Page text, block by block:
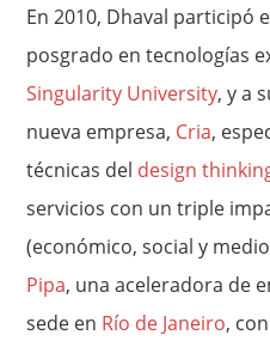
En 2010, Dhaval participó
posgrado en tecnologías
Singularity University, y a
nueva empresa, Cria,
técnicas del design
servicios con un triple
(económico, social y
Pipa, una aceleradora de
sede en Río de Janeiro,